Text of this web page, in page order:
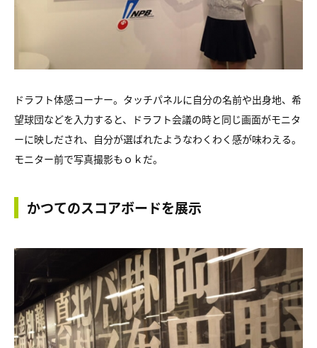
ドラフト体感コーナー。タッチパネルに自分の名前や出身地、希
望球団などを入力すると、ドラフト会議の時と同じ画面がモニタ
ーに映しだされ、自分が選ばれたようなわくわく感が味わえる。
モニター前で写真撮影もｏｋだ。
かつてのスコアボードを展示